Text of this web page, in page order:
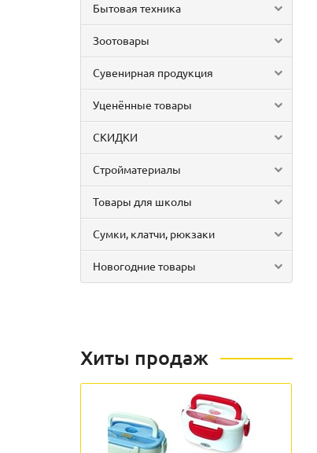
Бытовая техника
Зоотовары
Сувенирная продукция
Уценённые товары
СКИДКИ
Стройматериалы
Товары для школы
Сумки, клатчи, рюкзаки
Новогодние товары
Хиты продаж